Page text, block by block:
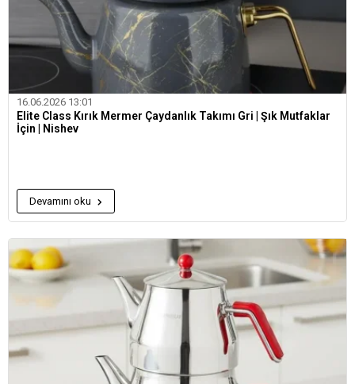
16.06.2026 13:01
Elite Class Kırık Mermer Çaydanlık Takımı Gri | Şık Mutfaklar
İçin | Nishev
Devamını oku